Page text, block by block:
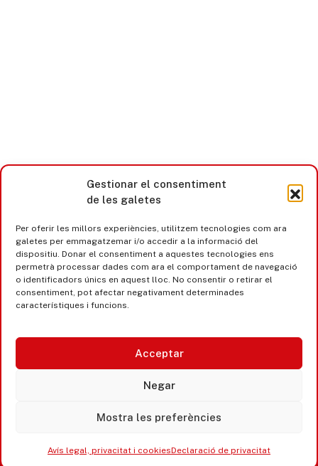
Gestionar el consentiment
de les galetes
Per oferir les millors experiències, utilitzem tecnologies com ara
galetes per emmagatzemar i/o accedir a la informació del
dispositiu. Donar el consentiment a aquestes tecnologies ens
permetrà processar dades com ara el comportament de navegació
o identificadors únics en aquest lloc. No consentir o retirar el
consentiment, pot afectar negativament determinades
característiques i funcions.
Acceptar
Negar
Mostra les preferències
Avís legal, privacitat i cookiesDeclaració de privacitat
Castell d’Aro · Platja d’Aro · S’Agaró
365 www.platjadaro